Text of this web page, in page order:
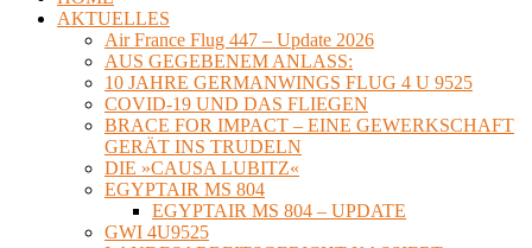
AKTUELLES
Air France Flug 447 – Update 2026
AUS GEGEBENEM ANLASS:
10 JAHRE GERMANWINGS FLUG 4 U 9525
COVID-19 UND DAS FLIEGEN
BRACE FOR IMPACT – EINE GEWERKSCHAFT
GERÄT INS TRUDELN
DIE »CAUSA LUBITZ«
EGYPTAIR MS 804
EGYPTAIR MS 804 – UPDATE
GWI 4U9525